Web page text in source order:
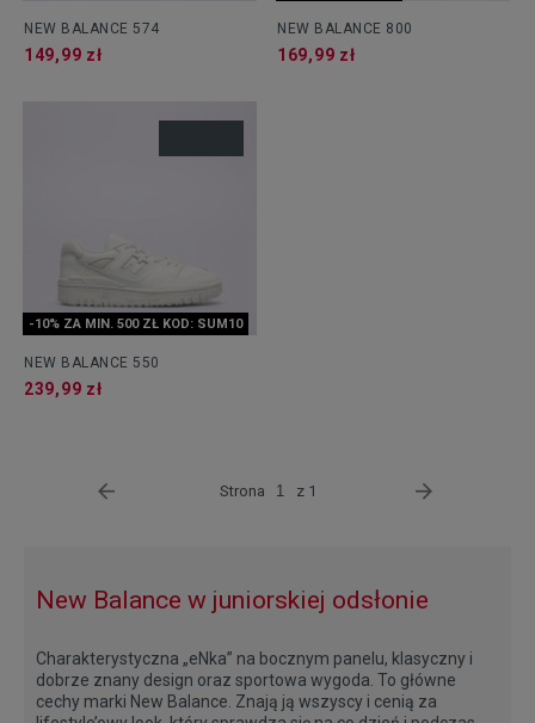
NEW BALANCE 574
149,99 zł
NEW BALANCE 800
169,99 zł
-10% ZA MIN. 500 ZŁ KOD: SUM10
NEW BALANCE 550
239,99 zł
Strona z 1
New Balance w juniorskiej odsłonie
Charakterystyczna „eNka” na bocznym panelu, klasyczny i
dobrze znany design oraz sportowa wygoda. To główne
cechy marki New Balance. Znają ją wszyscy i cenią za